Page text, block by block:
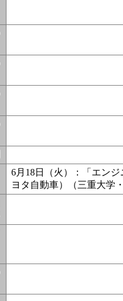
6月18日（火）：「エン
ヨタ自動車）（三重大学